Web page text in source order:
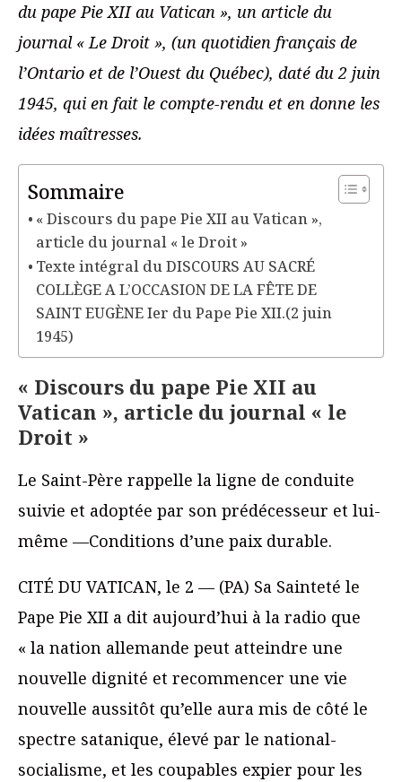
du pape Pie XII au Vatican », un article du
journal « Le Droit », (un quotidien français de
l’Ontario et de l’Ouest du Québec), daté du 2 juin
1945, qui en fait le compte-rendu et en donne les
idées maîtresses.
Sommaire
« Discours du pape Pie XII au Vatican »,
article du journal « le Droit »
Texte intégral du DISCOURS AU SACRÉ
COLLÈGE A L’OCCASION DE LA FÊTE DE
SAINT EUGÈNE Ier du Pape Pie XII.(2 juin
1945)
« Discours du pape Pie XII au
Vatican », article du journal « le
Droit »
Le Saint-Père rappelle la ligne de conduite
suivie et adoptée par son prédécesseur et lui-
même —Conditions d’une paix durable.
CITÉ DU VATICAN, le 2 –– (PA) Sa Sainteté le
Pape Pie XII a dit aujourd’hui à la radio que
« la nation allemande peut atteindre une
nouvelle dignité et recommencer une vie
nouvelle aussitôt qu’elle aura mis de côté le
spectre satanique, élevé par le national-
socialisme, et les coupables expier pour les